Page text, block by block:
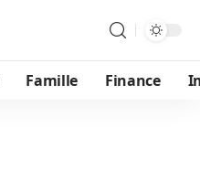
Famille Finance